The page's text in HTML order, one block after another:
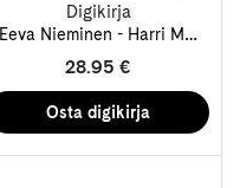
Nina Brander Olli Ruth
Digikirja
Eeva Nieminen Harri Mustonen
28.95 €